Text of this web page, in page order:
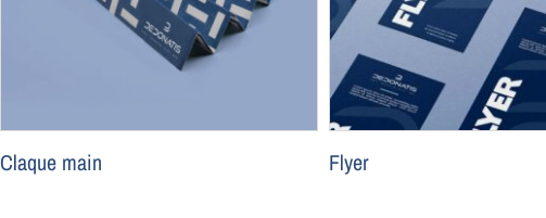
Claque main Flyer